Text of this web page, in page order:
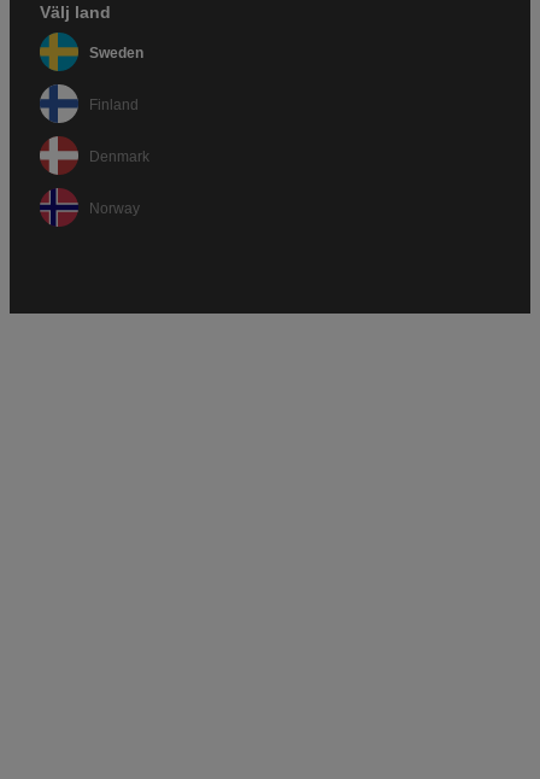
Välj land
Sweden
Finland
Denmark
Norway